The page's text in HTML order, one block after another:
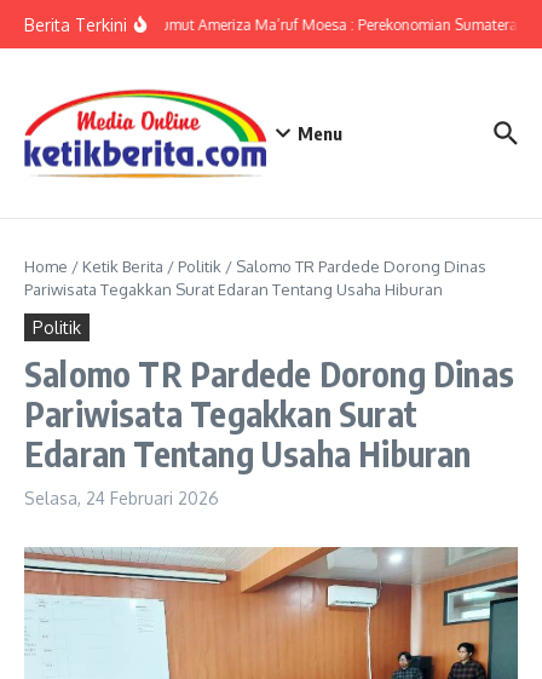
Berita TerkiniKPwBI Sumut Ameriza Ma’ruf Moesa : Perekonomian Sumatera
Menu
Home / Ketik Berita / Politik / Salomo TR Pardede Dorong Dinas
Pariwisata Tegakkan Surat Edaran Tentang Usaha Hiburan
Politik
Salomo TR Pardede Dorong Dinas
Pariwisata Tegakkan Surat
Edaran Tentang Usaha Hiburan
Selasa, 24 Februari 2026